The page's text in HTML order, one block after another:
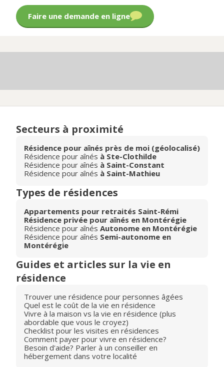
Faire une demande en ligne
Secteurs à proximité
Résidence pour aînés près de moi (géolocalisé)
Résidence pour aînés à Ste-Clothilde
Résidence pour aînés à Saint-Constant
Résidence pour aînés à Saint-Mathieu
Types de résidences
Appartements pour retraités Saint-Rémi
Résidence privée pour aînés en Montérégie
Résidence pour aînés Autonome en Montérégie
Résidence pour aînés Semi-autonome en
Montérégie
Guides et articles sur la vie en
résidence
Trouver une résidence pour personnes âgées
Quel est le coût de la vie en résidence
Vivre à la maison vs la vie en résidence (plus
abordable que vous le croyez)
Checklist pour les visites en résidences
Comment payer pour vivre en résidence?
Besoin d'aide? Parler à un conseiller en
hébergement dans votre localité